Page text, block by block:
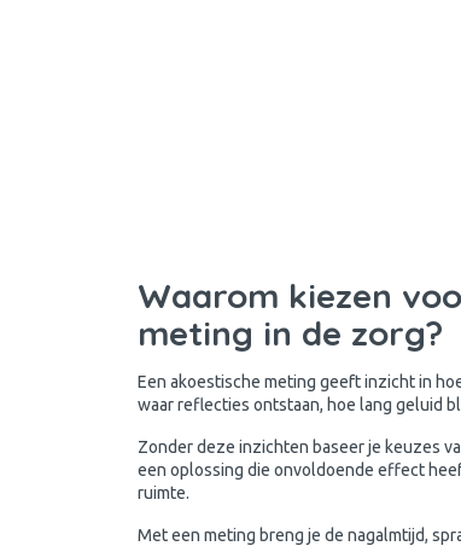
Waarom kiezen
meting in de zorg?
Een akoestische meting geeft inzicht in
waar reflecties ontstaan, hoe lang geluid
Zonder deze inzichten baseer je keuzes
een oplossing die onvoldoende effect
ruimte.
Met een meting breng je de nagalmtijd,